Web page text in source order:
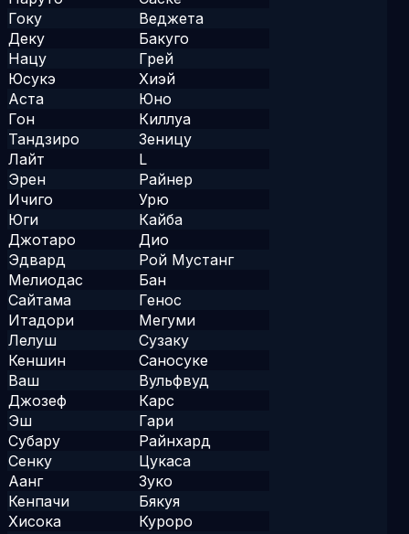
Гоку
Веджета
Деку
Бакуго
Нацу
Грей
Юсукэ
Хиэй
Аста
Юно
Гон
Киллуа
Тандзиро
Зеницу
Лайт
L
Эрен
Райнер
Ичиго
Урю
Юги
Кайба
Джотаро
Дио
Эдвард
Рой Мустанг
Мелиодас
Бан
Сайтама
Генос
Итадори
Мегуми
Лелуш
Сузаку
Кеншин
Саносуке
Ваш
Вульфвуд
Джозеф
Карс
Эш
Гари
Субару
Райнхард
Сенку
Цукаса
Аанг
Зуко
Кенпачи
Бякуя
Хисока
Куроро